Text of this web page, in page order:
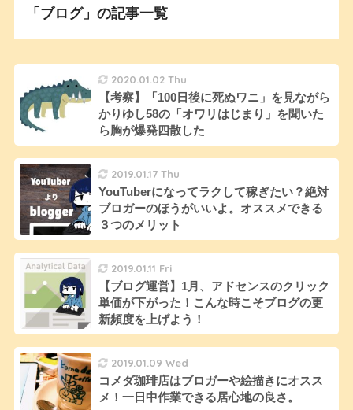
「ブログ」の記事一覧
2020.01.02 Thu
【考察】「100日後に死ぬワニ」を見ながら
かりゆし58の「オワリはじまり」を聞いた
ら胸が爆発四散した
2019.01.17 Thu
YouTuberになってラクして稼ぎたい？絶対
ブロガーのほうがいいよ。オススメできる
３つのメリット
2019.01.11 Fri
【ブログ運営】1月、アドセンスのクリック
単価が下がった！こんな時こそブログの更
新頻度を上げよう！
2019.01.09 Wed
コメダ珈琲店はブロガーや絵描きにオスス
メ！一日中作業できる居心地の良さ。